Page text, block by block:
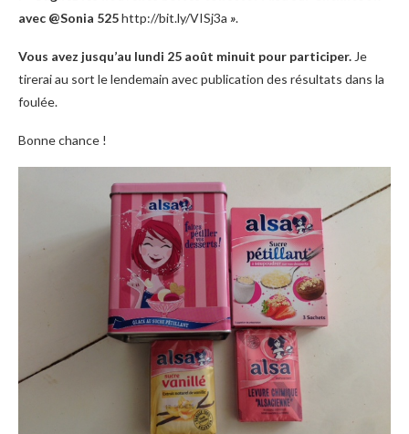
avec @Sonia 525http://bit.ly/VISj3a ».
Vous avez jusqu’au lundi 25 août minuit pour participer. Je
tirerai au sort le lendemain avec publication des résultats dans la
foulée.
Bonne chance !